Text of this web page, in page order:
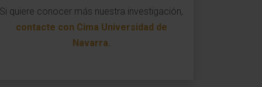
Si quiere conocer más nuestra investigación,
contacte con Cima Universidad de
Navarra.